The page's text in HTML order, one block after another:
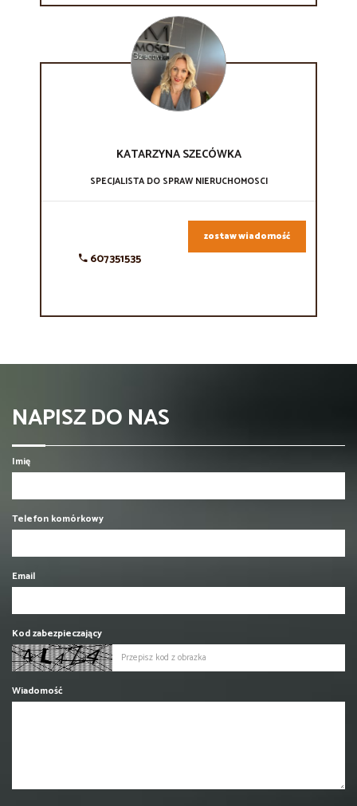
KATARZYNASZECÓWKA
SPECJALISTA DO SPRAW NIERUCHOMOSCI
607351535
zostaw wiadomość
NAPISZ DO NAS
Imię
Telefon komórkowy
Email
Kod zabezpieczający
Wiadomość